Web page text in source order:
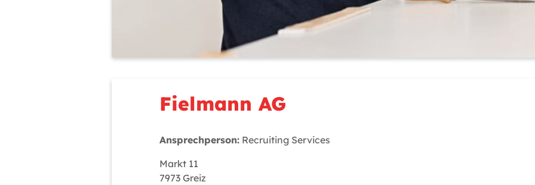
Fielmann AG
Ansprechperson: Recruiting Services
Markt 11
7973 Greiz